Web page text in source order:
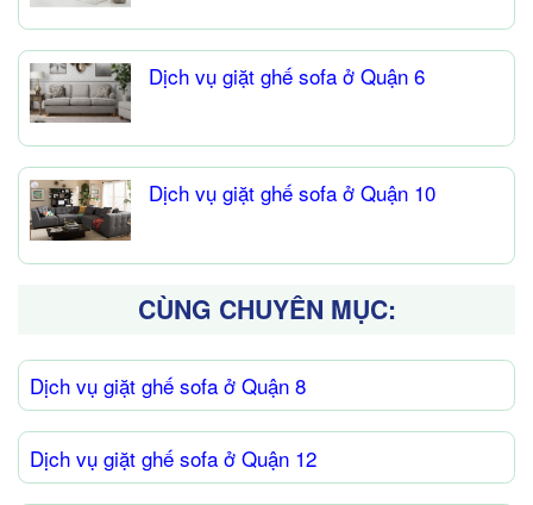
Dịch vụ giặt ghế sofa ở Quận 6
Dịch vụ giặt ghế sofa ở Quận 10
CÙNG CHUYÊN MỤC:
Dịch vụ giặt ghế sofa ở Quận 8
Dịch vụ giặt ghế sofa ở Quận 12